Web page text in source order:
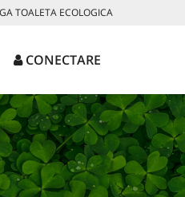
TOALETA ECOLOGICA
CONECTARE